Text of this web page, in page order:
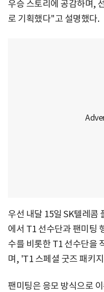
우승 스토리에 공감하며,
로 기획했다"고 설명했다.
우선 내달 15일 SK텔레콤
에서 T1 선수단과 팬미팅
수를 비롯한 T1 선수단을
며, 'T1 스페셜 굿즈 패키
팬미팅은 응모 방식으로